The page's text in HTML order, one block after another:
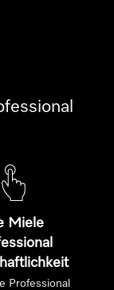
Miele
Professional